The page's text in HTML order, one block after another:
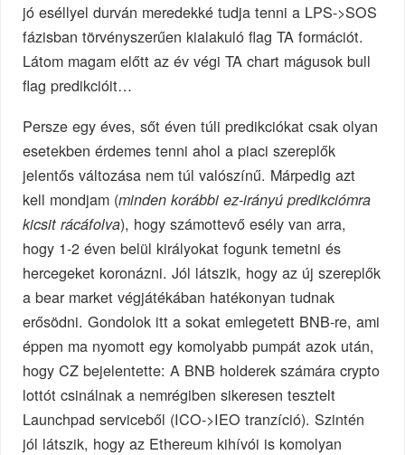
jó eséllyel durván meredekké tudja tenni a LPS->SOS
fázisban törvényszerűen kialakuló flag TA formációt.
Látom magam előtt az év végi TA chart mágusok bull
flag predikcióit…
Persze egy éves, sőt éven túli predikciókat csak olyan
esetekben érdemes tenni ahol a piaci szereplők
jelentős változása nem túl valószínű. Márpedig azt
kell mondjam (minden korábbi ez-irányú predikciómra
kicsit rácáfolva), hogy számottevő esély van arra,
hogy 1-2 éven belül királyokat fogunk temetni és
hercegeket koronázni. Jól látszik, hogy az új szereplők
a bear market végjátékában hatékonyan tudnak
erősödni. Gondolok itt a sokat emlegetett BNB-re, ami
éppen ma nyomott egy komolyabb pumpát azok után,
hogy CZ bejelentette: A BNB holderek számára crypto
lottót csinálnak a nemrégiben sikeresen tesztelt
Launchpad serviceből (ICO->IEO tranzíció). Szintén
jól látszik, hogy az Ethereum kihívói is komolyan